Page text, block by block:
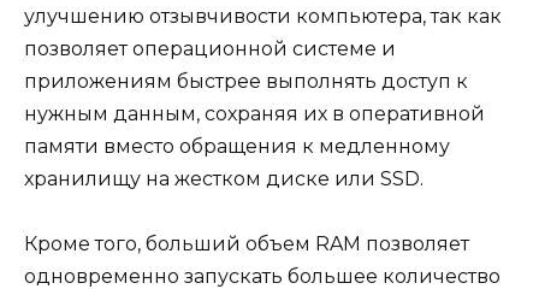
улучшению отзывчивости компьютера, так как
позволяет операционной системе и
приложениям быстрее выполнять доступ к
нужным данным, сохраняя их в оперативной
памяти вместо обращения к медленному
хранилищу на жестком диске или SSD.
Кроме того, больший объем RAM позволяет
одновременно запускать большее количество